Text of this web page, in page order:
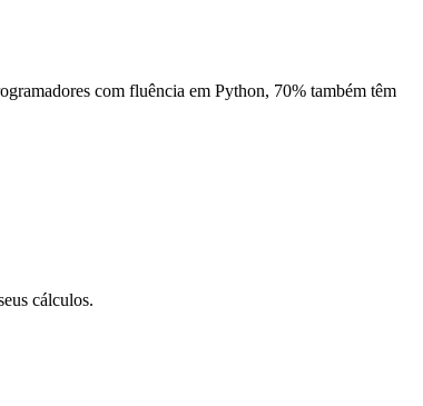
com fluência em Python, 70% também têm
cálculos.